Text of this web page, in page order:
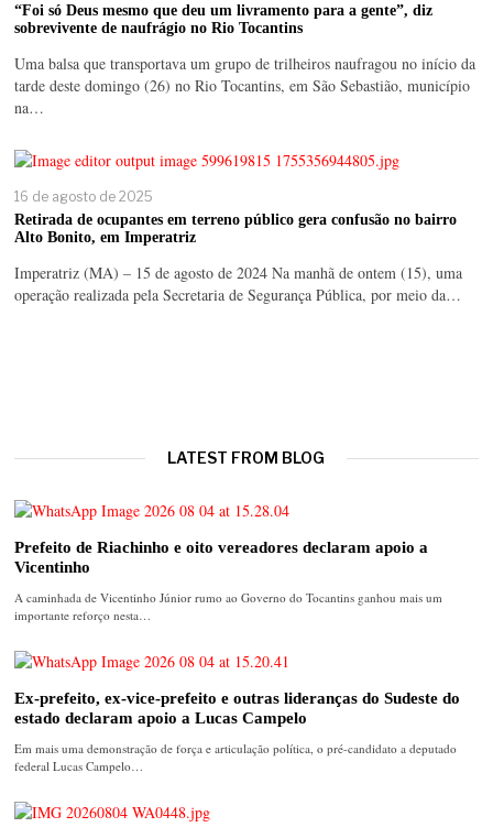
“Foi só Deus mesmo que deu um livramento para a gente”, diz
sobrevivente de naufrágio no Rio Tocantins
Uma balsa que transportava um grupo de trilheiros naufragou no início da
tarde deste domingo (26) no Rio Tocantins, em São Sebastião, município
na…
16 de agosto de 2025
Retirada de ocupantes em terreno público gera confusão no bairro
Alto Bonito, em Imperatriz
Imperatriz (MA) – 15 de agosto de 2024 Na manhã de ontem (15), uma
operação realizada pela Secretaria de Segurança Pública, por meio da…
LATEST FROM BLOG
Prefeito de Riachinho e oito vereadores declaram apoio a
Vicentinho
A caminhada de Vicentinho Júnior rumo ao Governo do Tocantins ganhou mais um
importante reforço nesta…
Ex-prefeito, ex-vice-prefeito e outras lideranças do Sudeste do
estado declaram apoio a Lucas Campelo
Em mais uma demonstração de força e articulação política, o pré-candidato a deputado
federal Lucas Campelo…